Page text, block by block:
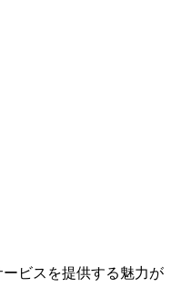
ビスを提供する魅力が